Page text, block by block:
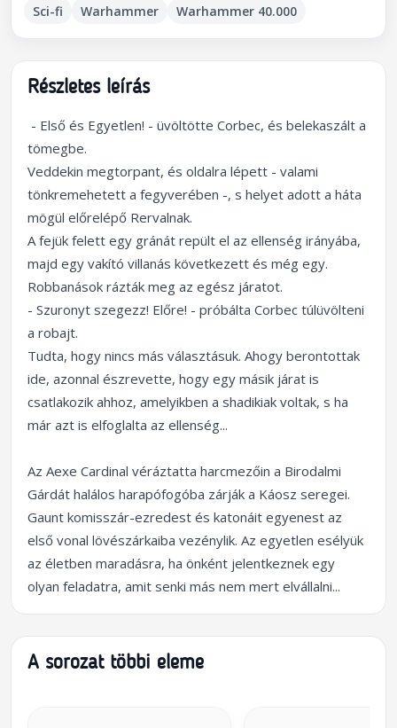
Sci-fi Warhammer Warhammer 40.000
Részletes leírás
- Első és Egyetlen! - üvöltötte Corbec, és belekaszált a
tömegbe.
Veddekin megtorpant, és oldalra lépett - valami
tönkremehetett a fegyverében -, s helyet adott a háta
mögül előrelépő Rervalnak.
A fejük felett egy gránát repült el az ellenség irányába,
majd egy vakító villanás következett és még egy.
Robbanások rázták meg az egész járatot.
- Szuronyt szegezz! Előre! - próbálta Corbec túlüvölteni
a robajt.
Tudta, hogy nincs más választásuk. Ahogy berontottak
ide, azonnal észrevette, hogy egy másik járat is
csatlakozik ahhoz, amelyikben a shadikiak voltak, s ha
már azt is elfoglalta az ellenség...
Az Aexe Cardinal véráztatta harcmezőin a Birodalmi
Gárdát halálos harapófogóba zárják a Káosz seregei.
Gaunt komisszár-ezredest és katonáit egyenest az
első vonal lövészárkaiba vezénylik. Az egyetlen esélyük
az életben maradásra, ha önként jelentkeznek egy
olyan feladatra, amit senki más nem mert elvállalni...
A sorozat többi eleme